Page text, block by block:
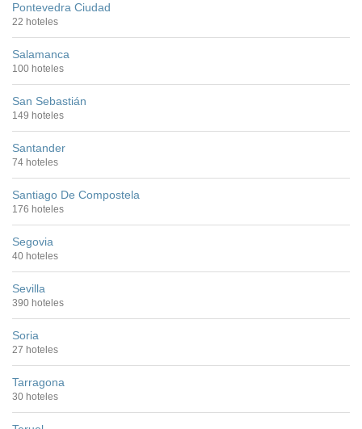
Pontevedra Ciudad
22 hoteles
Salamanca
100 hoteles
San Sebastián
149 hoteles
Santander
74 hoteles
Santiago De Compostela
176 hoteles
Segovia
40 hoteles
Sevilla
390 hoteles
Soria
27 hoteles
Tarragona
30 hoteles